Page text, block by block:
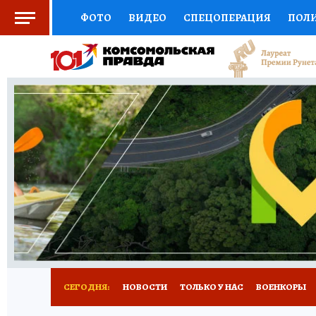
ФОТО ВИДЕО СПЕЦОПЕРАЦИЯ
СОЦПОДДЕРЖКА НАУКА СПОРТ
ВЫБОР ЭКСПЕРТОВ ДОКТОР
КНИЖНАЯ ПОЛКА ПРОГНОЗЫ НА СПОРТ
ПРЕСС-ЦЕНТР НЕДВИЖИМОСТЬ
РАДИО КП РЕКЛАМА ТЕСТЫ НОВОЕ
СЕГОДНЯ: НОВОСТИ ТОЛЬКО У НАС ВОЕНКОРЫ